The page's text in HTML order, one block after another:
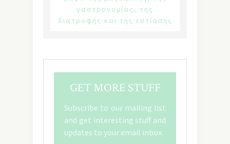
γαστρονομίας, της
διατροφής και της εστίασης
GET MORE STUFF
Subscribe to our mailing list
and get interesting stuff and
updates to your email inbox.